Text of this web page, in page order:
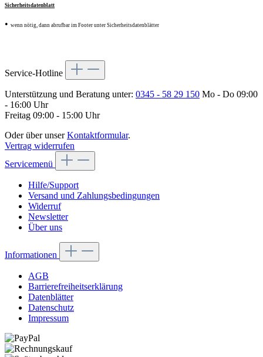
Sicherheitsdatenblatt
• wenn nötig, dann abrufbar im Footer unter Sicherheitsdatenblätter
Service-Hotline
Unterstützung und Beratung unter: 0345 - 58 29 150 Mo - Do 09:00
- 16:00 Uhr
Freitag 09:00 - 15:00 Uhr
Oder über unserKontaktformular.
Vertrag widerrufen
Servicemenü
Hilfe/Support
Versand und Zahlungsbedingungen
Widerruf
Newsletter
Über uns
Informationen
AGB
Barrierefreiheitserklärung
Datenblätter
Datenschutz
Impressum